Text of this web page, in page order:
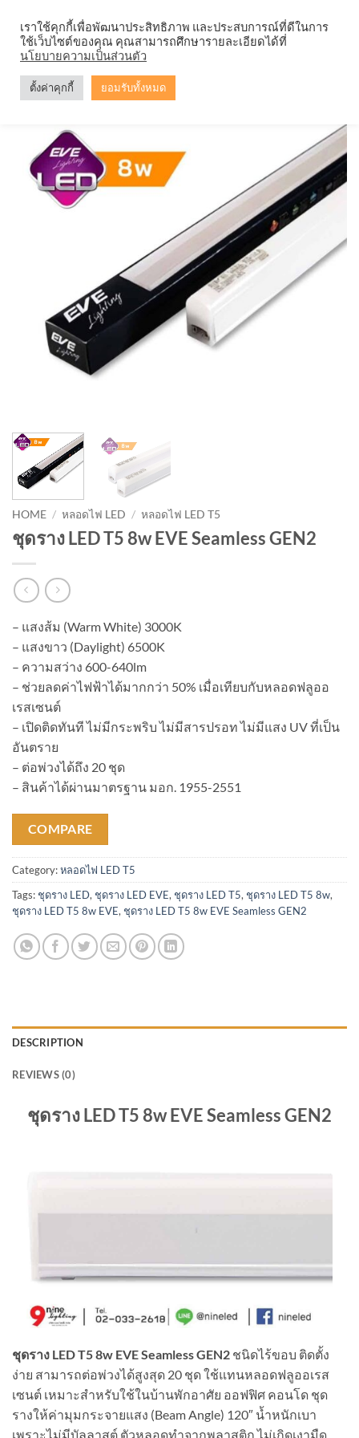
content
HOME / หลอดไฟ LED / หลอดไฟ LED T5
ชุดราง LED T5 8w EVE Seamless GEN2
– แสงส้ม (Warm White) 3000K
– แสงขาว (Daylight) 6500K
– ความสว่าง 600-640lm
– ช่วยลดค่าไฟฟ้าได้มากกว่า 50% เมื่อเทียบกับหลอดฟลูออ
เรสเซนต์
– เปิดติดทันที ไม่มีกระพริบ ไม่มีสารปรอท ไม่มีแสง UV ที่เป็น
อันตราย
– ต่อพ่วงได้ถึง 20 ชุด
– สินค้าได้ผ่านมาตรฐาน มอก. 1955-2551
COMPARE
Category:หลอดไฟ LED T5
Tags:ชุดราง LED,ชุดราง LED EVE,ชุดราง LED T5,ชุดราง LED T5 8w,
ชุดราง LED T5 8w EVE,ชุดราง LED T5 8w EVE Seamless GEN2
DESCRIPTION
REVIEWS (0)
ชุดราง LED T5 8w EVE Seamless GEN2
ชุดราง LED T5 8w EVE Seamless GEN2 ชนิดไร้ขอบ ติดตั้ง
ง่าย สามารถต่อพ่วงได้สูงสุด 20 ชุด ใช้แทนหลอดฟลูออเรส
เซนต์ เหมาะสำหรับใช้ในบ้านพักอาศัย ออฟฟิศ คอนโด ชุด
รางให้ค่ามุมกระจายแสง (Beam Angle) 120″ น้ำหนักเบา
เพราะไม่มีบัลลาสต์ ตัวหลอดทำจากพลาสติก ไม่เกิดเงามืด
เราใช้คุกกี้เพื่อพัฒนาประสิทธิภาพ และประสบการณ์ที่ดีในการ
ใช้เว็บไซต์ของคุณ คุณสามารถศึกษารายละเอียดได้ที่
นโยบายความเป็นส่วนตัว
ตั้งค่าคุกกี้ ยอมรับทั้งหมด